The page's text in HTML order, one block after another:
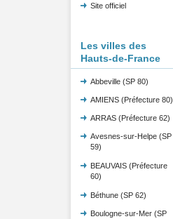
Site officiel
Les villes des
Hauts-de-France
Abbeville (SP 80)
AMIENS (Préfecture 80)
ARRAS (Préfecture 62)
Avesnes-sur-Helpe (SP
59)
BEAUVAIS (Préfecture
60)
Béthune (SP 62)
Boulogne-sur-Mer (SP